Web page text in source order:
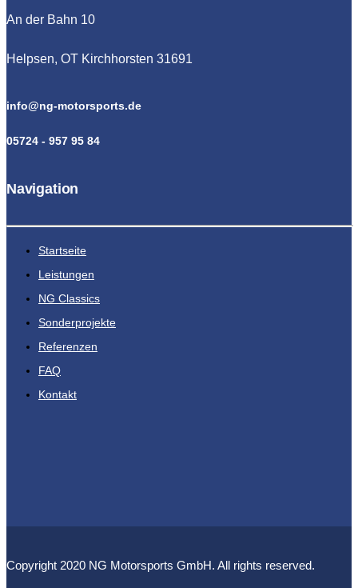
An der Bahn 10
Helpsen, OT Kirchhorsten 31691
info@ng-motorsports.de
05724 - 957 95 84
Navigation
Startseite
Leistungen
NG Classics
Sonderprojekte
Referenzen
FAQ
Kontakt
Copyright 2020 NG Motorsports GmbH. All rights reserved.